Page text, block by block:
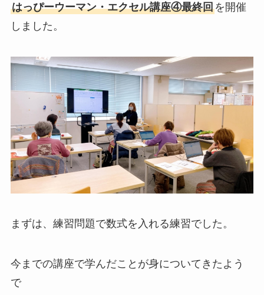
はっぴーウーマン・エクセル講座④最終回を開催
しました。
まずは、練習問題で数式を入れる練習でした。
今までの講座で学んだことが身についてきたよう
で